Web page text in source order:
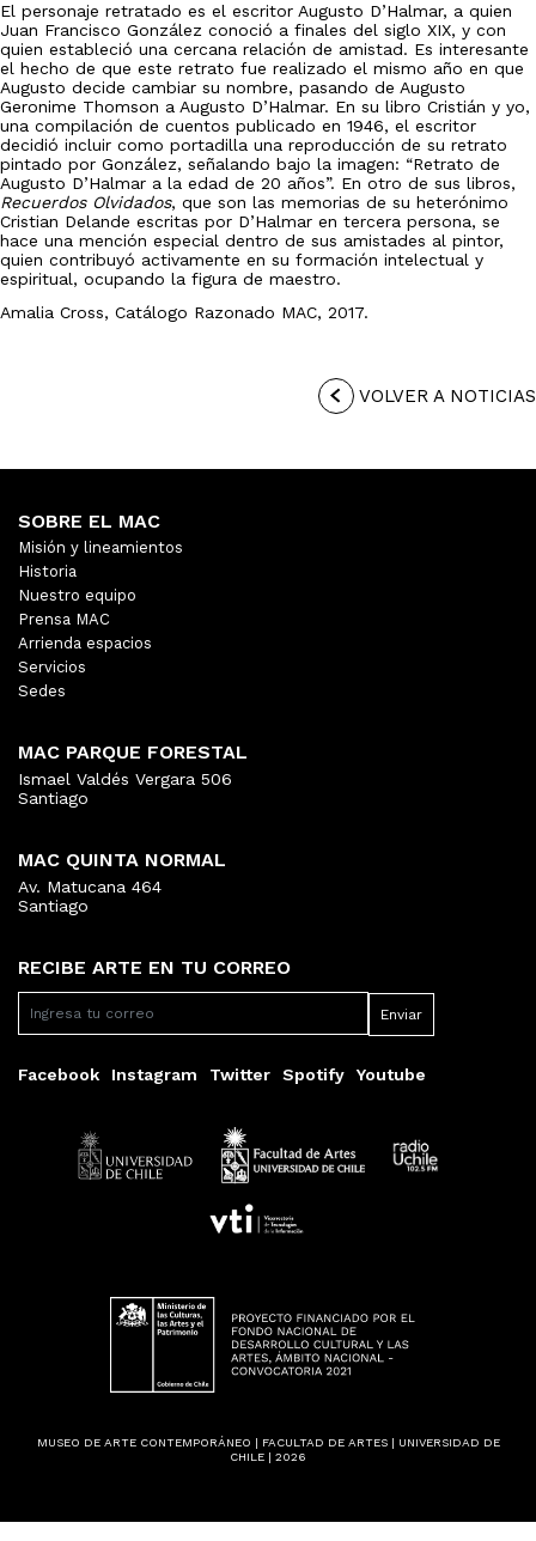
El personaje retratado es el escritor Augusto D’Halmar, a quien
Juan Francisco González conoció a finales del siglo XIX, y con
quien estableció una cercana relación de amistad. Es interesante
el hecho de que este retrato fue realizado el mismo año en que
Augusto decide cambiar su nombre, pasando de Augusto
Geronime Thomson a Augusto D’Halmar. En su libro Cristián y yo,
una compilación de cuentos publicado en 1946, el escritor
decidió incluir como portadilla una reproducción de su retrato
pintado por González, señalando bajo la imagen: “Retrato de
Augusto D’Halmar a la edad de 20 años”. En otro de sus libros,
Recuerdos Olvidados, que son las memorias de su heterónimo
Cristian Delande escritas por D’Halmar en tercera persona, se
hace una mención especial dentro de sus amistades al pintor,
quien contribuyó activamente en su formación intelectual y
espiritual, ocupando la figura de maestro.
Amalia Cross, Catálogo Razonado MAC, 2017.
VOLVER A NOTICIAS
RECIBE ARTE EN TU CORREO
Facebook Instagram Twitter Spotify Youtube
SOBRE EL MAC
Misión y lineamientos
Historia
Nuestro equipo
Prensa MAC
Arrienda espacios
Servicios
Sedes
MAC PARQUE FORESTAL
Ismael Valdés Vergara 506
Santiago
MAC QUINTA NORMAL
Av. Matucana 464
Santiago
MUSEO DE ARTE CONTEMPORÁNEO | FACULTAD DE ARTES | UNIVERSIDAD DE
CHILE | 2026